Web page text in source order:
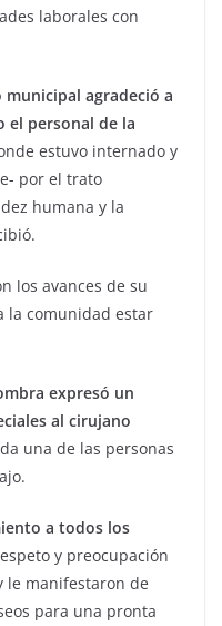
laborales con
agradeció a
el personal de la
estuvo internado y
por el trato
humana y la
los avances de su
la comunidad estar
expresó un
al cirujano
una de las personas
a todos los
y preocupación
le manifestaron de
para una pronta